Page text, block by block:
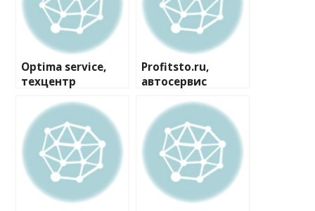
Optima service,
техцентр
Profitsto.ru,
автосервис